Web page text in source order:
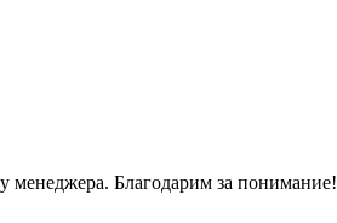
менеджера. Благодарим за понимание!